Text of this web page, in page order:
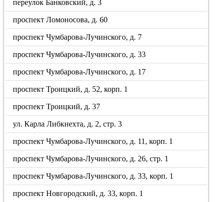
переулок Банковский, д. 3
проспект Ломоносова, д. 60
проспект Чумбарова-Лучинского, д. 7
проспект Чумбарова-Лучинского, д. 33
проспект Чумбарова-Лучинского, д. 17
проспект Троицкий, д. 52, корп. 1
проспект Троицкий, д. 37
ул. Карла Либкнехта, д. 2, стр. 3
проспект Чумбарова-Лучинского, д. 11, корп. 1
проспект Чумбарова-Лучинского, д. 26, стр. 1
проспект Чумбарова-Лучинского, д. 33, корп. 1
проспект Новгородский, д. 33, корп. 1